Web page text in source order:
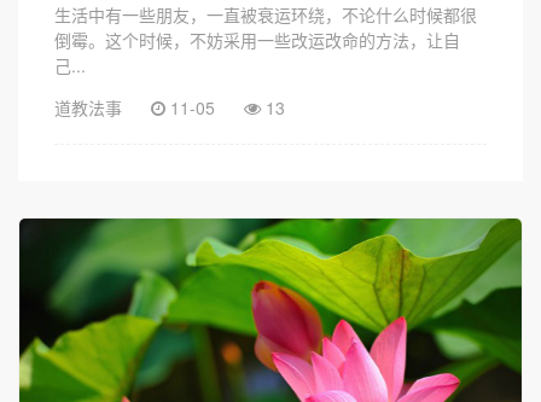
生活中有一些朋友，一直被衰运环绕，不论什么时候都很
倒霉。这个时候，不妨采用一些改运改命的方法，让自
己...
道教法事
11-05 13